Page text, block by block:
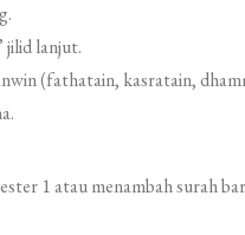
jilid lanjut.
(fathatain, kasratain,
1 atau menambah surah